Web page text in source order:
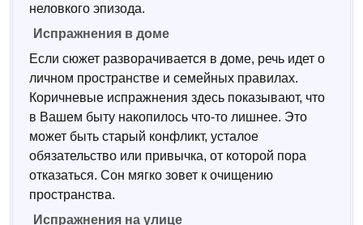
неловкого эпизода.
Испражнения в доме
Если сюжет разворачивается в доме, речь идет о
личном пространстве и семейных правилах.
Коричневые испражнения здесь показывают, что
в Вашем быту накопилось что-то лишнее. Это
может быть старый конфликт, усталое
обязательство или привычка, от которой пора
отказаться. Сон мягко зовет к очищению
пространства.
Испражнения на улице